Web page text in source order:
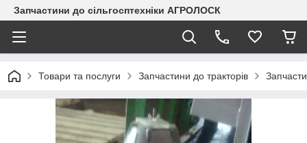
Запчастини до сільгосптехніки АГРОЛОСК
Товари та послуги Запчастини до тракторів